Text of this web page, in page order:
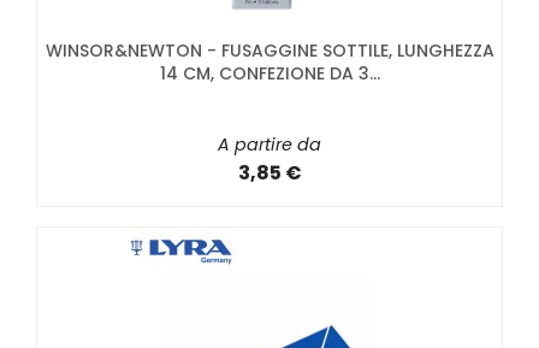
WINSOR&NEWTON - FUSAGGINE SOTTILE, LUNGHEZZA
14 CM, CONFEZIONE DA 3...
A partire da
3,85 €